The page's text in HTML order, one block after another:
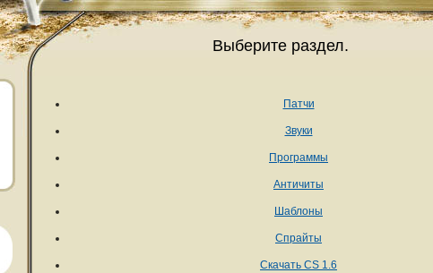
Выберите раздел.
Патчи
Звуки
Программы
Античиты
Шаблоны
Спрайты
Скачать CS 1.6